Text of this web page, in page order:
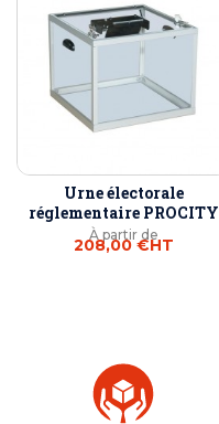
Urne électorale
réglementaire PROCITY
À partir de
208,00 €HT